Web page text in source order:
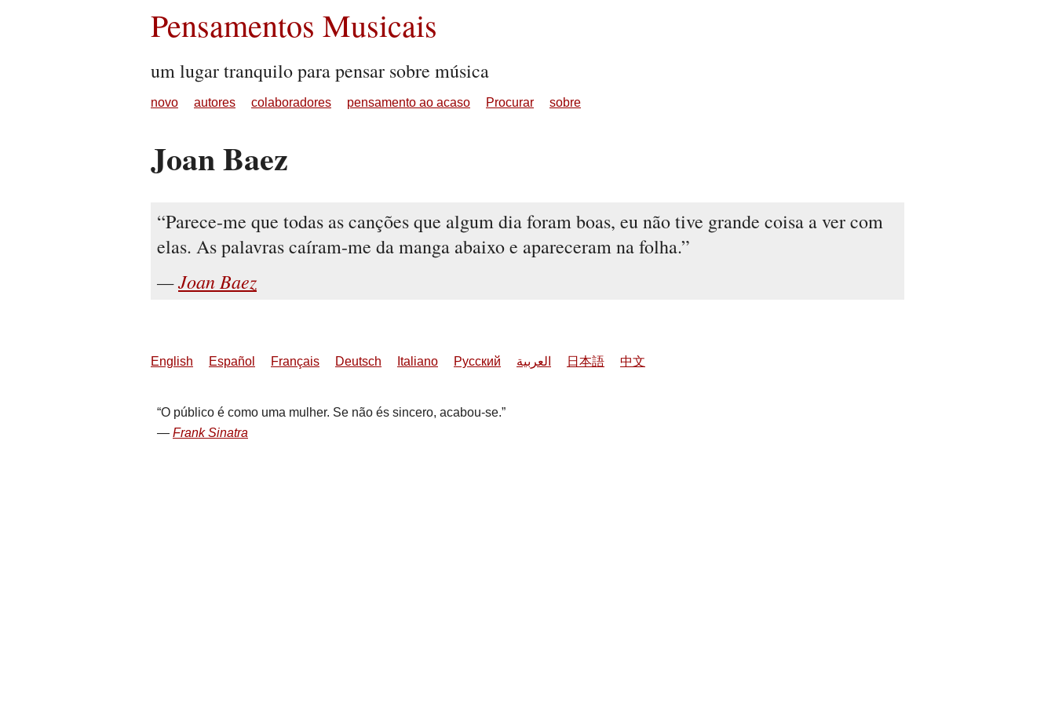
Pensamentos Musicais
um lugar tranquilo para pensar sobre música
novo autores colaboradores pensamento ao acaso Procurar sobre
Joan Baez
Parece-me que todas as canções que algum dia foram boas, eu não tive grande coisa a ver com
elas. As palavras caíram-me da manga abaixo e apareceram na folha.
Joan Baez
English Español Français Deutsch Italiano Русский العربية 日本語 中文
O público é como uma mulher. Se não és sincero, acabou-se.
Frank Sinatra